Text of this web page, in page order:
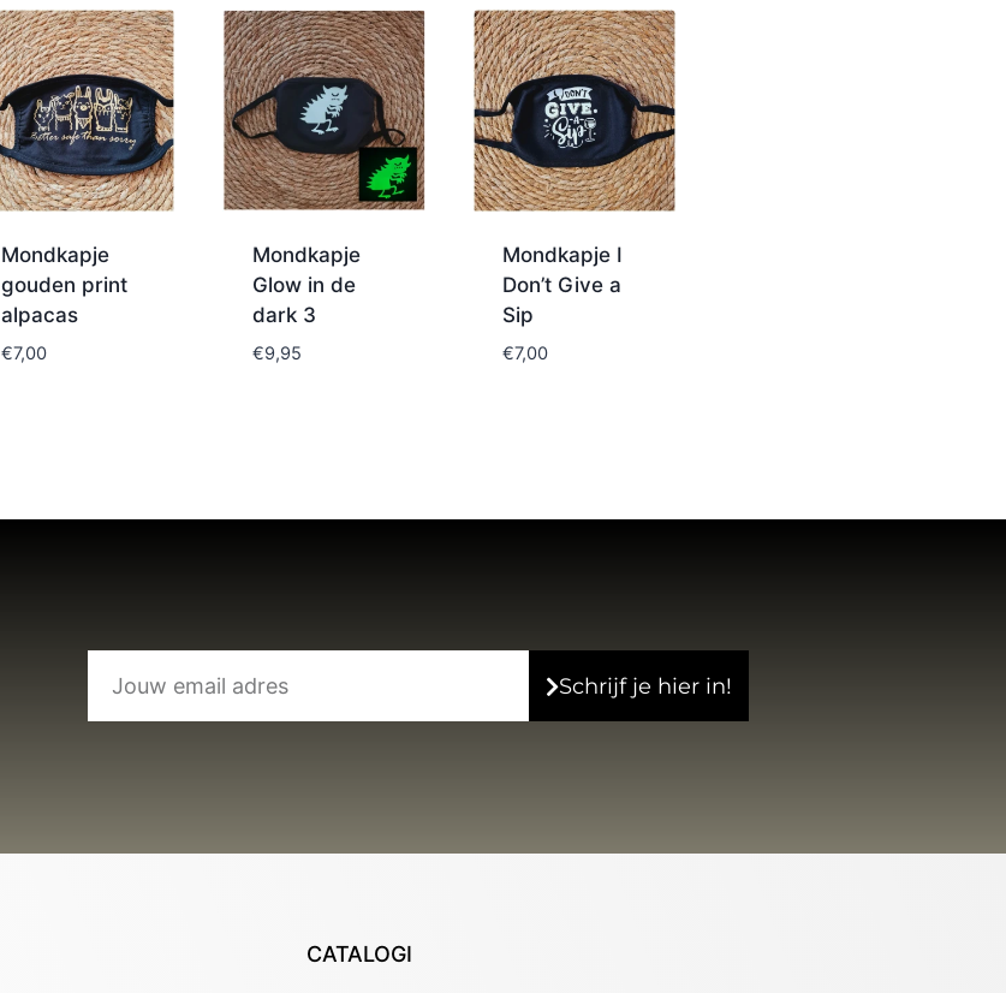
Mondkapje
gouden print
alpacas
€7,00
Mondkapje
Glow in de
dark 3
€9,95
Mondkapje I
Don’t Give a
Sip
€7,00
Schrijf je hier in!
CATALOGI